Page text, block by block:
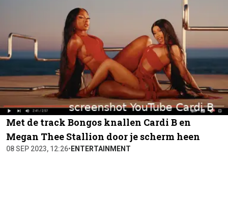
Met de track Bongos knallen Cardi B en
Megan Thee Stallion door je scherm heen
08 SEP 2023, 12:26• ENTERTAINMENT